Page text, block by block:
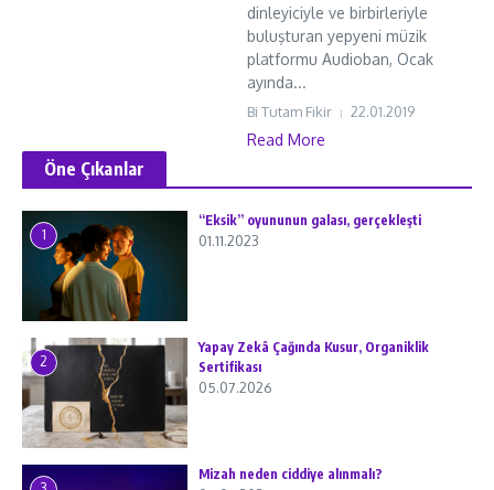
dinleyiciyle ve birbirleriyle
buluşturan yepyeni müzik
platformu Audioban, Ocak
ayında...
Bi Tutam Fikir 22.01.2019
Read More
Öne Çıkanlar
1
“Eksik” oyununun galası, gerçekleşti
01.11.2023
2
Yapay Zekâ Çağında Kusur, Organiklik
Sertifikası
05.07.2026
Mizah neden ciddiye alınmalı?